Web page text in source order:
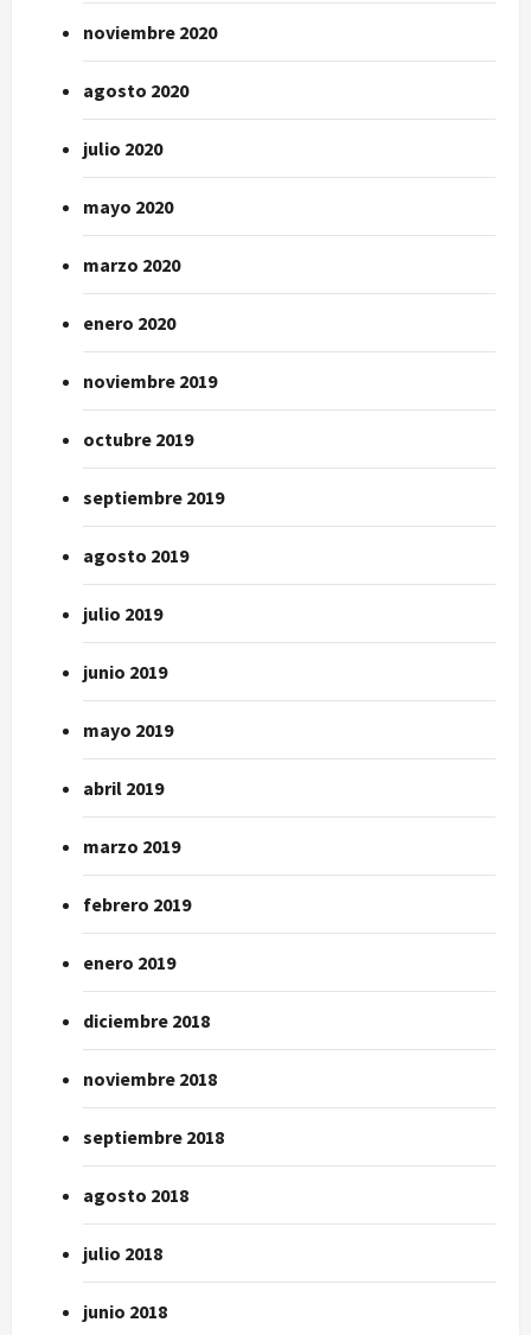
noviembre 2020
agosto 2020
julio 2020
mayo 2020
marzo 2020
enero 2020
noviembre 2019
octubre 2019
septiembre 2019
agosto 2019
julio 2019
junio 2019
mayo 2019
abril 2019
marzo 2019
febrero 2019
enero 2019
diciembre 2018
noviembre 2018
septiembre 2018
agosto 2018
julio 2018
junio 2018